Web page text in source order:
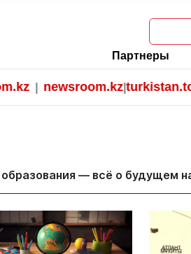
Партнеры
|turkistan.today|
— всё о будущем